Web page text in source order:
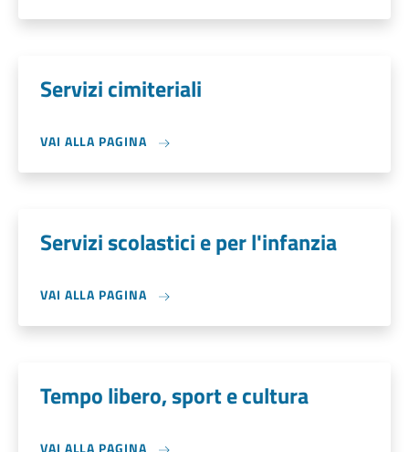
Servizi cimiteriali
VAI ALLA PAGINA
Servizi scolastici e per l'infanzia
VAI ALLA PAGINA
Tempo libero, sport e cultura
VAI ALLA PAGINA